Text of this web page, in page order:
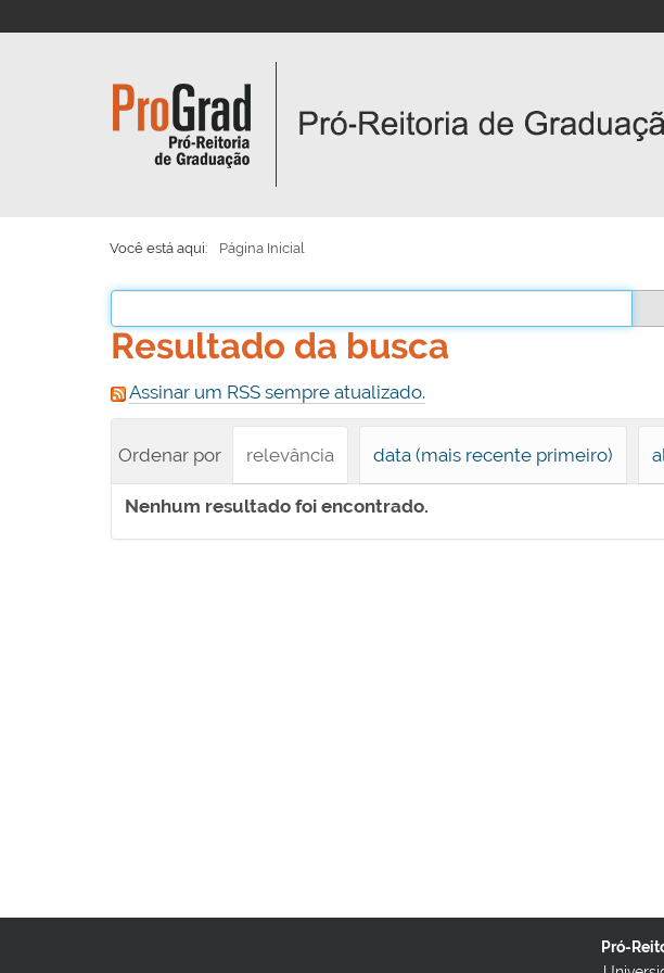
Você está aqui: Página Inicial
Resultado da busca
Assinar um RSS sempre atualizado.
Ordenar por relevância data (mais recente primeiro)
Nenhum resultado foi encontrado.
Pró-